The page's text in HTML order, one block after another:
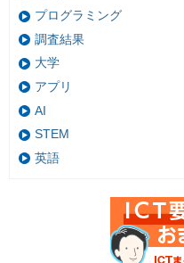
プログラミング
調査結果
大学
アプリ
AI
STEM
英語